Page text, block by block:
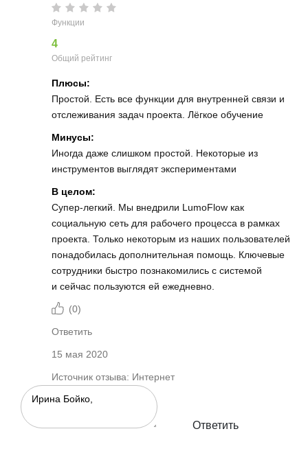
Функции
4
Общий рейтинг
Плюсы:
Простой. Есть все функции для внутренней связи и
отслеживания задач проекта. Лёгкое обучение
Минусы:
Иногда даже слишком простой. Некоторые из
инструментов выглядят экспериментами
В целом:
Супер-легкий. Мы внедрили LumoFlow как
социальную сеть для рабочего процесса в рамках
проекта. Только некоторым из наших пользователей
понадобилась дополнительная помощь. Ключевые
сотрудники быстро познакомились с системой
и сейчас пользуются ей ежедневно.
(0)
Ответить
15 мая 2020
Источник отзыва: Интернет
Ответить